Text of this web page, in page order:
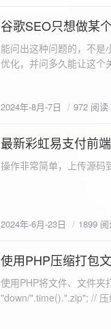
2024-8-7
谷歌SEO只想做某
能问出这种问题的，不是
优化，并问多久能让这个
2024年-8月-7日 972 阅读
2024-6-23
最新彩虹易支付前
操作非常简单，上传源码
2024年-6月-23日 1899
2024-6-12
使用PHP压缩打包
使用PHP将文件、文件
"down/".time().".zip"; // 压缩包存放路径与名称 $zip-